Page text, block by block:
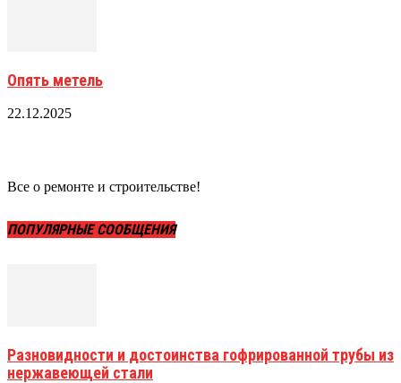
Опять метель
22.12.2025
Все о ремонте и строительстве!
ПОПУЛЯРНЫЕ СООБЩЕНИЯ
Разновидности и достоинства гофрированной трубы из
нержавеющей стали